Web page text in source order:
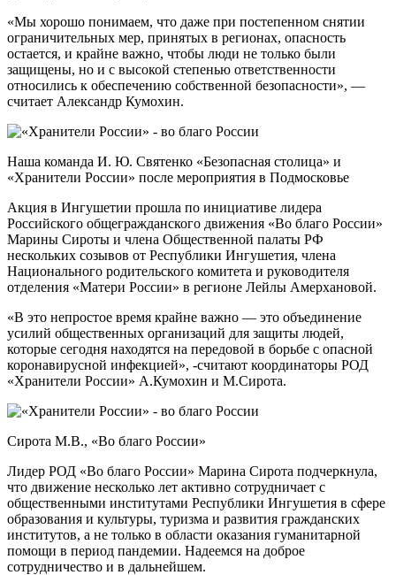
«Мы хорошо понимаем, что даже при постепенном снятии
ограничительных мер, принятых в регионах, опасность
остается, и крайне важно, чтобы люди не только были
защищены, но и с высокой степенью ответственности
относились к обеспечению собственной безопасности», —
считает Александр Кумохин.
Наша команда И. Ю. Святенко «Безопасная столица» и
«Хранители России» после мероприятия в Подмосковье
Акция в Ингушетии прошла по инициативе лидера
Российского общегражданского движения «Во благо России»
Марины Сироты и члена Общественной палаты РФ
нескольких созывов от Республики Ингушетия, члена
Национального родительского комитета и руководителя
отделения «Матери России» в регионе Лейлы Амерхановой.
«В это непростое время крайне важно — это объединение
усилий общественных организаций для защиты людей,
которые сегодня находятся на передовой в борьбе с опасной
коронавирусной инфекцией», -считают координаторы РОД
«Хранители России» А.Кумохин и М.Сирота.
Сирота М.В., «Во благо России»
Лидер РОД «Во благо России» Марина Сирота подчеркнула,
что движение несколько лет активно сотрудничает с
общественными институтами Республики Ингушетия в сфере
образования и культуры, туризма и развития гражданских
институтов, а не только в области оказания гуманитарной
помощи в период пандемии. Надеемся на доброе
сотрудничество и в дальнейшем.